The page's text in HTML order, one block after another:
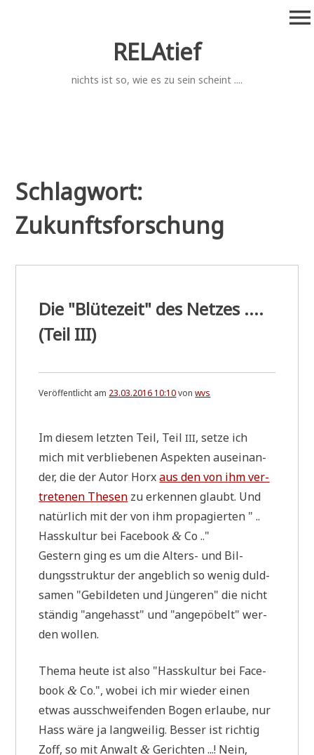
RELAtief
nichts ist so, wie es zu sein scheint ....
menu
Schlagwort:
Zukunftsforschung
Die "Blütezeit" des Netzes ....
(Teil III)
Veröffentlicht am 23.03.2016 10:10vonwvs
Im die­sem letz­ten Teil, TeilIII, set­ze ich
mich mit ver­blie­be­nen Aspek­ten aus­ein­an­
der, die der Autor Horxaus den von ihm ver­
tre­te­nen The­sen zu erken­nen glaubt. Und
natür­lich mit der von ihm pro­pa­gier­ten " ..
Hass­kul­tur bei Face­book& Co .."
Gestern ging es um die Alters- und Bil­
dungs­struk­tur der angeb­lich so wenig duld­
sa­men "Gebil­de­ten und Jün­ge­ren" die nicht
stän­dig "ange­hasst" und "ange­pö­belt" wer­
den wollen.
The­ma heu­te ist also "Hass­kul­tur bei Face­
book& Co.", wobei ich mir wie­der einen
etwas aus­schwei­fen­den Bogen erlau­be, nur
Hass wäre ja lang­wei­lig. Bes­ser ist rich­tig
Zoff, so mit Anwalt& Gerich­ten ...! Nein,